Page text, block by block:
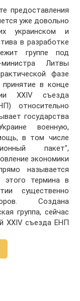
предоставления
уже довольно
украинском и
в разработке
группе под
Литвы
фазе
в конце
XXIV съезда
относительно
государства
военную,
в том числе
пакет",
экономики
называется
этого термина в
существенно
Создана
группа, сейчас
XXIV съезда ЕНП